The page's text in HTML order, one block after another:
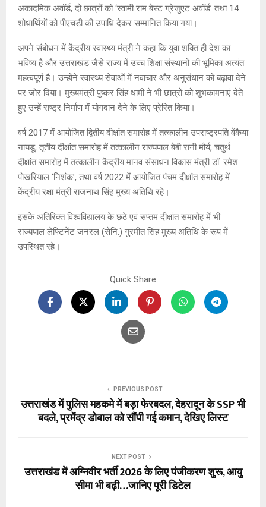
अकादमिक अवॉर्ड, दो छात्रों को ‘स्वामी राम बेस्ट ग्रेजुएट अवॉर्ड’ तथा 14
शोधार्थियों को पीएचडी की उपाधि देकर सम्मानित किया गया।
अपने संबोधन में केंद्रीय स्वास्थ्य मंत्री ने कहा कि युवा शक्ति ही देश का
भविष्य है और उत्तराखंड जैसे राज्य में उच्च शिक्षा संस्थानों की भूमिका अत्यंत
महत्वपूर्ण है। उन्होंने स्वास्थ्य सेवाओं में नवाचार और अनुसंधान को बढ़ावा देने
पर जोर दिया। मुख्यमंत्री पुष्कर सिंह धामी ने भी छात्रों को शुभकामनाएं देते
हुए उन्हें राष्ट्र निर्माण में योगदान देने के लिए प्रेरित किया।
वर्ष 2017 में आयोजित द्वितीय दीक्षांत समारोह में तत्कालीन उपराष्ट्रपति वेंकैया
नायडू, तृतीय दीक्षांत समारोह में तत्कालीन राज्यपाल बेबी रानी मौर्य, चतुर्थ
दीक्षांत समारोह में तत्कालीन केंद्रीय मानव संसाधन विकास मंत्री डॉ. रमेश
पोखरियाल ‘निशंक’, तथा वर्ष 2022 में आयोजित पंचम दीक्षांत समारोह में
केंद्रीय रक्षा मंत्री राजनाथ सिंह मुख्य अतिथि रहे।
इसके अतिरिक्त विश्वविद्यालय के छठे एवं सप्तम दीक्षांत समारोह में भी
राज्यपाल लेफ्टिनेंट जनरल (सेनि.) गुरमीत सिंह मुख्य अतिथि के रूप में
उपस्थित रहे।
Quick Share
PREVIOUS POST
उत्तराखंड में पुलिस महकमे में बड़ा फेरबदल, देहरादून के SSP भी
बदले, प्रमेंद्र डोबाल को सौंपी गई कमान, देखिए लिस्ट
NEXT POST
उत्तराखंड में अग्निवीर भर्ती 2026 के लिए पंजीकरण शुरू, आयु
सीमा भी बढ़ी…जानिए पूरी डिटेल